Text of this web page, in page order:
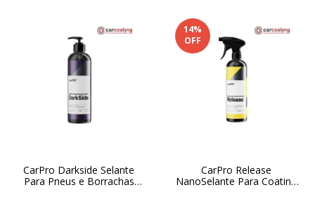
CarPro Darkside Selante
Para Pneus e Borrachas
14%
OFF
CarPro Release
NanoSelante Para Coating